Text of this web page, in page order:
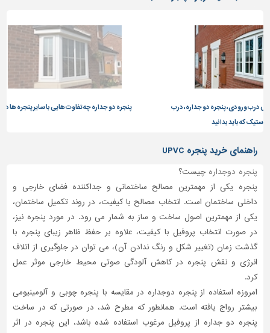
دو جداره، درب
پنجره دو جداره چه تفاوت هایی با سایر پنجره ها دارد؟
راهنمای خرید پنجره UPVC
پنجره دوجداره چیست؟
پنجره یکی از مهمترین مصالح ساختمانی و جداکننده فضای خارجی و
داخلی ساختمان است. انتخاب مصالح با کیفیت، در روند تکمیل ساختمان،
یکی از مهمترین اصول ساخت و ساز به شمار می رود. در مورد پنجره نیز،
در صورت انتخاب پروفیل با کیفیت، علاوه بر حفظ ظاهر زیبای پنجره با
گذشت زمان (تغییر شکل و رنگ ندادن آن)، می توان در جلوگیری از اتلاف
انرژی و نقش پنجره در کاهش آلودگی صوتی محیط خارجی موثر عمل
کرد.
امروزه استفاده از پنجره دوجداره در مقایسه با پنجره چوبی و آلومینیومی
بیشتر رواج یافته است. همانطور که مطرح شد، در صورتی که در ساخت
پنجره دو جداره از پروفیل مرغوب استفاده شده باشد، این پنجره در اثر